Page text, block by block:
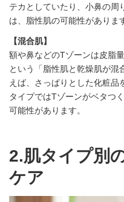
テカとしていたり、小鼻の周
は、脂性肌の可能性がありま
【混合肌】
額や鼻などのTゾーンは皮脂
という「脂性肌と乾燥肌が混
えば、さっぱりとした化粧品
タイプではTゾーンがベタつ
可能性があります。
2.肌タイプ別
ケア